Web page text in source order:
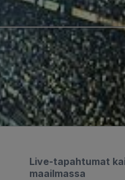
Live-tapahtumat
maailmassa